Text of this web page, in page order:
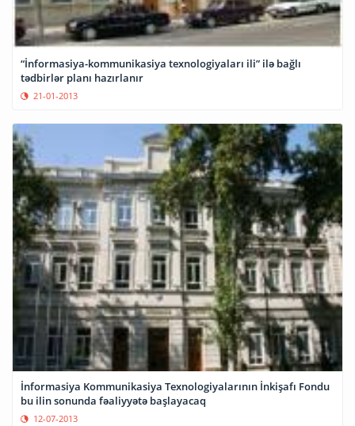
“İnformasiya-kommunikasiya texnologiyaları ili” ilə bağlı
tədbirlər planı hazırlanır
21-01-2013
İnformasiya Kommunikasiya Texnologiyalarının İnkişafı Fondu
bu ilin sonunda fəaliyyətə başlayacaq
12-07-2013